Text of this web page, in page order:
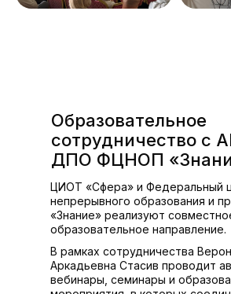
Образовательное
сотрудничество с
ДПО ФЦНОП
ЦИОТ «Сфера» и Федеральный
непрерывного образования и
«Знание» реализуют
образовательное направление.
В рамках сотрудничества
Аркадьевна Стасив проводит
вебинары, семинары и